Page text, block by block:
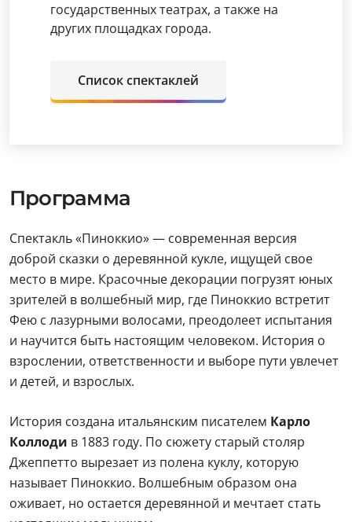
государственных театрах, а также на
других площадках города.
Список спектаклей
Программа
Спектакль «Пиноккио» — современная версия
доброй сказки о деревянной кукле, ищущей свое
место в мире. Красочные декорации погрузят юных
зрителей в волшебный мир, где Пиноккио встретит
Фею с лазурными волосами, преодолеет испытания
и научится быть настоящим человеком. История о
взрослении, ответственности и выборе пути увлечет
и детей, и взрослых.
История создана итальянским писателем Карло
Коллоди в 1883 году. По сюжету старый столяр
Джеппетто вырезает из полена куклу, которую
называет Пиноккио. Волшебным образом она
оживает, но остается деревянной и мечтает стать